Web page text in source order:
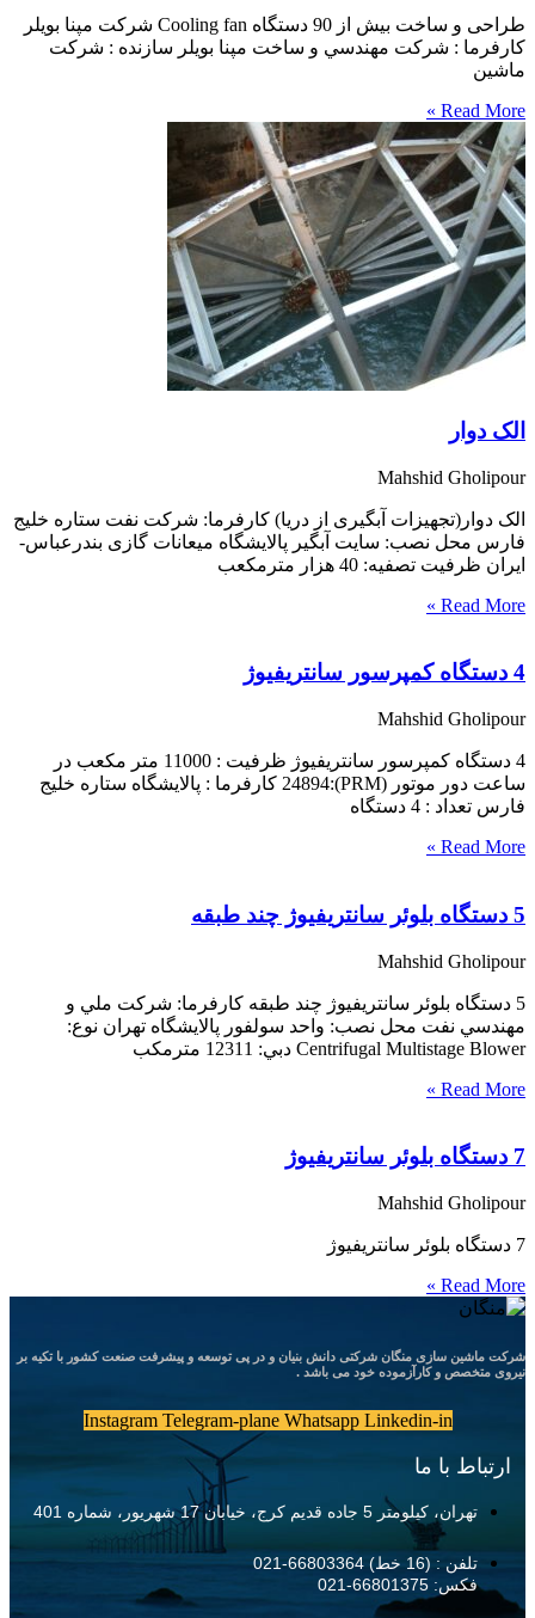
طراحی و ساخت بیش از 90 دستگاه Cooling fan شرکت مپنا بویلر
كارفرما : شركت مهندسي و ساخت مپنا بويلر سازنده : شركت
ماشين
Read More »
الک دوار
Mahshid Gholipour
الک دوار(تجهیزات آبگیری از دریا) کارفرما: شرکت نفت ستاره خلیج
فارس محل نصب: سایت آبگیر پالایشگاه میعانات گازی بندرعباس-
ایران ظرفیت تصفیه: 40 هزار مترمکعب
Read More »
4 دستگاه کمپرسور سانتریفیوژ
Mahshid Gholipour
4 دستگاه کمپرسور سانتریفیوژ ظرفیت : 11000 متر مکعب در
ساعت دور موتور (PRM):24894 کارفرما : پالایشگاه ستاره خلیج
فارس تعداد : 4 دستگاه
Read More »
5 دستگاه بلوئر سانتریفیوژ چند طبقه
Mahshid Gholipour
5 دستگاه بلوئر سانتريفيوژ چند طبقه كارفرما: شركت ملي و
مهندسي نفت محل نصب: واحد سولفور پالايشگاه تهران نوع:
Centrifugal Multistage Blower دبي: 12311 مترمكب
Read More »
7 دستگاه بلوئر سانتریفیوژ
Mahshid Gholipour
7 دستگاه بلوئر سانتریفیوژ
Read More »
شرکت ماشین سازی منگان شرکتی دانش بنیان و در پی توسعه و پیشرفت صنعت کشور با تکیه بر
نیروی متخصص و کارآزموده خود می باشد .
Instagram Telegram-plane Whatsapp Linkedin-in
ارتباط با ما
تهران، کیلومتر 5 جاده قدیم کرج، خیابان 17 شهریور، شماره 401
تلفن : (16 خط) 66803364-021
فکس: 66801375-021